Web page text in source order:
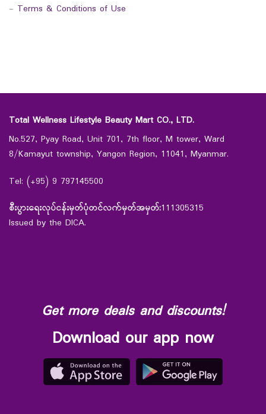
- Terms & Conditions of Use
Total Wellness Lifestyle Beauty Mart CO., LTD.
No.527, Pyay Road, Unit 701, 7th floor, M tower, Ward
8/Kamayut township, Yangon Region, 11041, Myanmar.
Tel: (+95) 9 797145500
စီးပွားရေးလုပ်ငန်းမှတ်ပုံတင်လက်မှတ်အမှတ်:111305315
Issued by the DICA.
Get more deals and discounts!
Download our app now